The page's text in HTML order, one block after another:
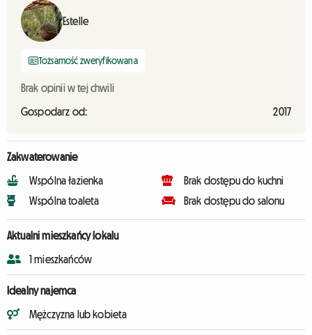
Estelle
Tożsamość zweryfikowana
Brak opinii w tej chwili
Gospodarz od: 2017
Zakwaterowanie
Wspólna łazienka
Wspólna toaleta
Brak dostępu do kuchni
Brak dostępu do salonu
Aktualni mieszkańcy lokalu
1 mieszkańców
Idealny najemca
Mężczyzna lub kobieta